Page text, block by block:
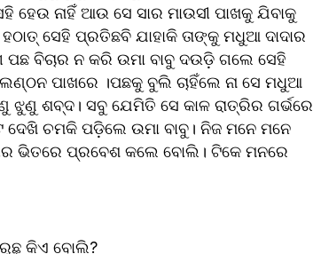
ନାହିଁ ଆଉ ସେ ସାର ମାଉସୀ ପାଖକୁ ଯିବାକୁ
ସେହି ପ୍ରତିଛବି ଯାହାକି ତାଙ୍କୁ ମଧୁଆ ଦାଦାର
ପଛ ବିଚାର ନ କରି ଉମା ବାବୁ ଦଉଡ଼ି ଗଲେ ସେହି
ପାଖରେ ।ପଛକୁ ବୁଲି ଚାହିଁଲେ ନା ସେ ମଧୁଆ
ଶବ୍ଦ। ସବୁ ଯେମିତି ସେ କାଳ ରାତ୍ରିର ଗର୍ଭରେ
ଚମକି ପଡ଼ିଲେ ଉମା ବାବୁ। ନିଜ ମନେ ମନେ
ଭିତରେ ପ୍ରବେଶ କଲେ ବୋଲି। ଟିକେ ମନରେ
କିଏ ବୋଲି?